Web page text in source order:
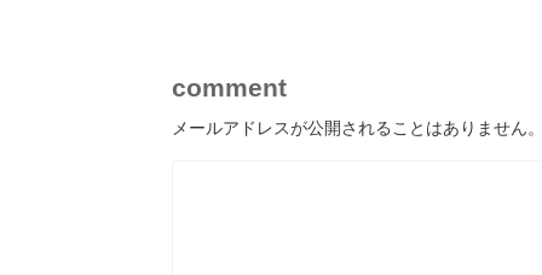
comment
メールアドレスが公開されることはありません